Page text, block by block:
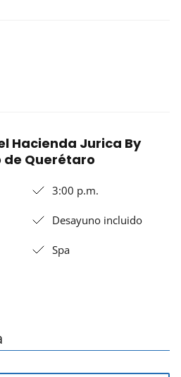
Hacienda Jurica By
de Querétaro
3:00 p.m.
Desayuno incluido
Spa